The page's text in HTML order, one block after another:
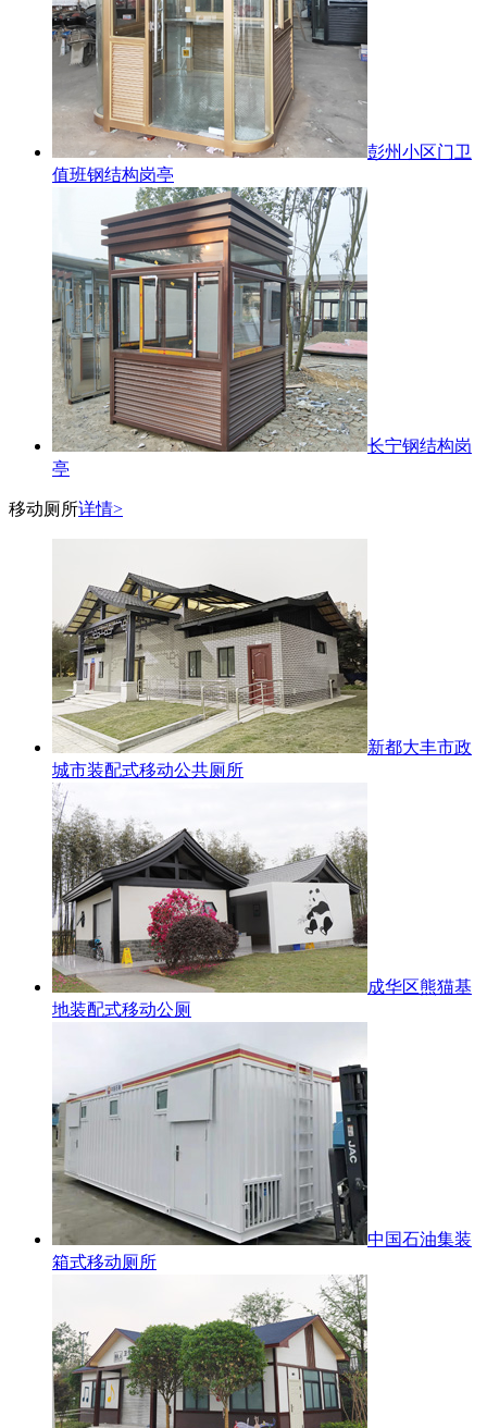
彭州小区门卫
值班钢结构岗亭
长宁钢结构岗
亭
移动厕所详情>
新都大丰市政
城市装配式移动公共厕所
成华区熊猫基
地装配式移动公厕
中国石油集装
箱式移动厕所